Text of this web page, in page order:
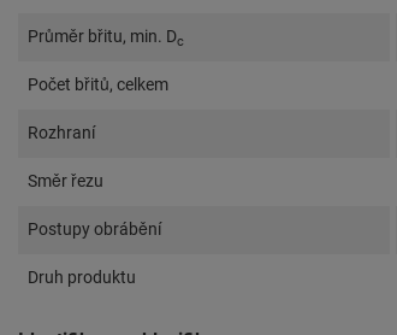
Průměr břitu, min. Dc
Počet břitů, celkem
Rozhraní
Směr řezu
Postupy obrábění
Druh produktu